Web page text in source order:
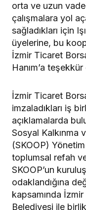
orta ve uzun
çalışmalara yol
sağladıkları için
üyelerine, bu
İzmir Ticaret
Hanım’a teşekkür
İzmir Ticaret
imzaladıkları iş
açıklamalarda
Sosyal Kalkınma
(SKOOP)
toplumsal refah
SKOOP’un
odaklandığına
kapsamında
Belediyesi ile